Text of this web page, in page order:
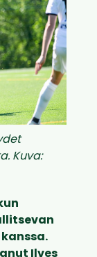
Kuva:
Ilves